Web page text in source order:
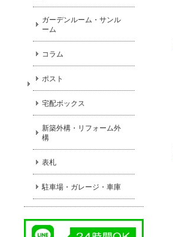
ガーデンルーム・サンル
ーム
コラム
ポスト
宅配ボックス
新築外構・リフォーム外
構
表札
駐車場・ガレージ・車庫